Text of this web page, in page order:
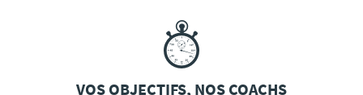
VOS OBJECTIFS, NOS COACHS